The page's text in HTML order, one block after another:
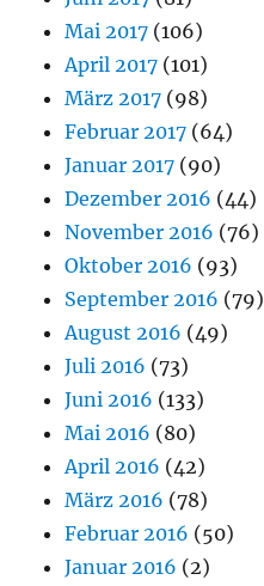
Mai 2017 (106)
April 2017 (101)
März 2017 (98)
Februar 2017 (64)
Januar 2017 (90)
Dezember 2016 (44)
November 2016 (76)
Oktober 2016 (93)
September 2016 (79)
August 2016 (49)
Juli 2016 (73)
Juni 2016 (133)
Mai 2016 (80)
April 2016 (42)
März 2016 (78)
Februar 2016 (50)
Januar 2016 (2)